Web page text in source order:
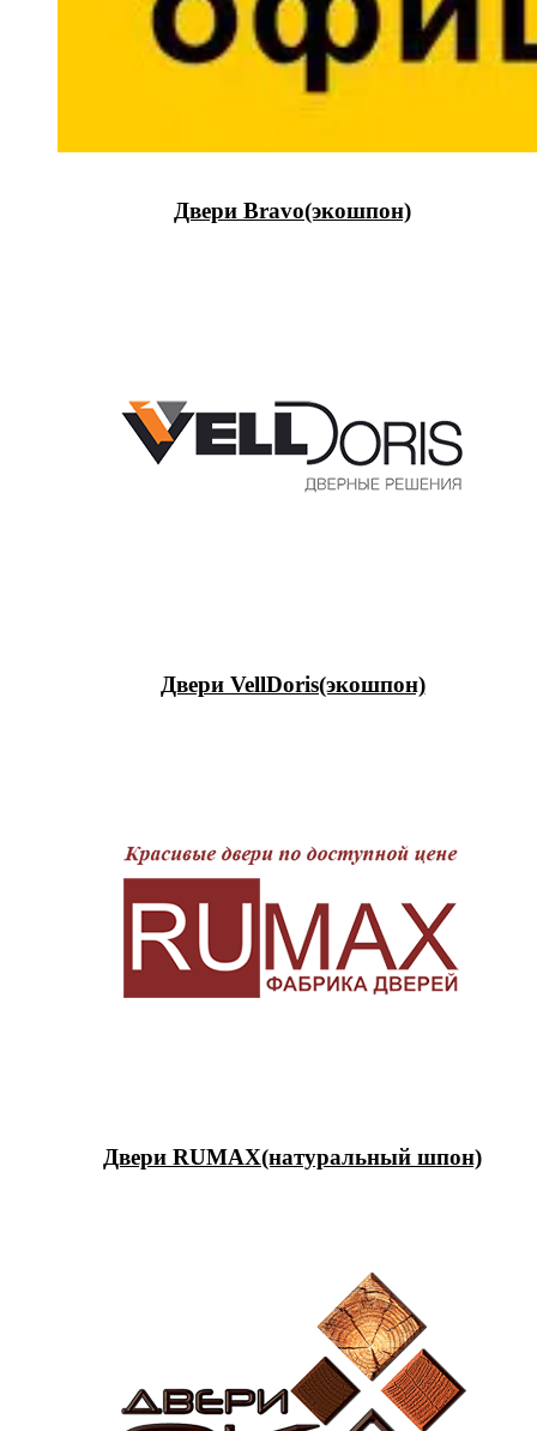
Двери Bravo(экошпон)
Двери VellDoris(экошпон)
Двери RUMAX(натуральный шпон)